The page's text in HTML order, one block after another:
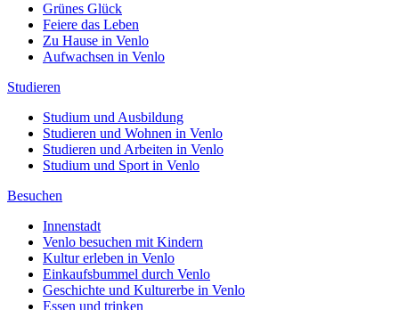
Grünes Glück
Feiere das Leben
Zu Hause in Venlo
Aufwachsen in Venlo
Studieren
Studium und Ausbildung
Studieren und Wohnen in Venlo
Studieren und Arbeiten in Venlo
Studium und Sport in Venlo
Besuchen
Innenstadt
Venlo besuchen mit Kindern
Kultur erleben in Venlo
Einkaufsbummel durch Venlo
Geschichte und Kulturerbe in Venlo
Essen und trinken